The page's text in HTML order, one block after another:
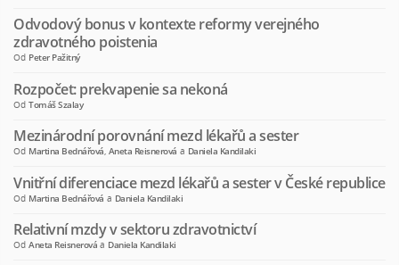
Odvodový bonus v kontexte reformy verejného
zdravotného poistenia
Od Peter Pažitný
Rozpočet: prekvapenie sa nekoná
Od Tomáš Szalay
Mezinárodní porovnání mezd lékařů a sester
Od Martina Bednářová, Aneta Reisnerová a Daniela Kandilaki
Vnitřní diferenciace mezd lékařů a sester v České republice
Od Martina Bednářová a Daniela Kandilaki
Relativní mzdy v sektoru zdravotnictví
Od Aneta Reisnerová a Daniela Kandilaki